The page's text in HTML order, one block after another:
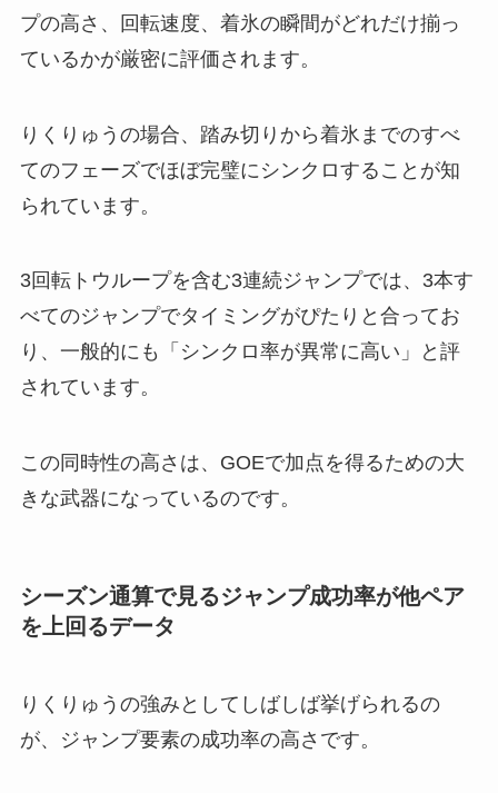
プの高さ、回転速度、着氷の瞬間がどれだけ揃っ
ているかが厳密に評価されます。
りくりゅうの場合、踏み切りから着氷までのすべ
てのフェーズでほぼ完璧にシンクロすることが知
られています。
3回転トウループを含む3連続ジャンプでは、3本す
べてのジャンプでタイミングがぴたりと合ってお
り、一般的にも「シンクロ率が異常に高い」と評
されています。
この同時性の高さは、GOEで加点を得るための大
きな武器になっているのです。
シーズン通算で見るジャンプ成功率が他ペア
を上回るデータ
りくりゅうの強みとしてしばしば挙げられるの
が、ジャンプ要素の成功率の高さです。